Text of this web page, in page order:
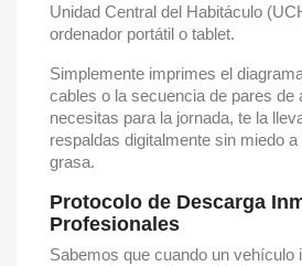
Unidad Central del Habitáculo
ordenador portátil o tablet.
Simplemente imprimes el
cables o la secuencia de pares de
necesitas para la jornada, te la
respaldas digitalmente sin miedo
grasa.
Protocolo de Descarga
Profesionales
Sabemos que cuando un vehículo